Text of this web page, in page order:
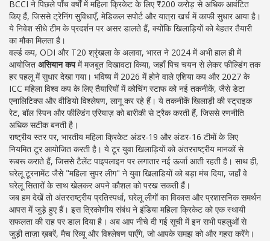
BCCI ने पिछले पाँच वर्षों में महिला क्रिकेट के लिए ₹200 करोड़ से अधिक आवंटित
किए हैं, जिससे ट्रेनिंग सुविधाएँ, मेडिकल सपोर्ट और यात्रा खर्च में काफी सुधार आया है।
ये निवेश सीधे टीम के प्रदर्शन पर असर डालते हैं, क्योंकि खिलाड़ियों को बेहतर तैयारी
का मौका मिलता है।
वर्ल्ड कप, ODI और T20 श्रृंखला के अलावा, भारत ने 2024 में अभी हाल ही में
आयोजित असियान कपमें मजबूत दिखावटा किया, जहाँ पिच चयन से लेकर फील्डिंग तक
हर पहलू में सुधार देखा गया। भविष्य में 2026 में होने वाले एशिया कप और 2027 के
ICC महिला विश्व कप के लिए तैयारियों में कोचिंग स्टाफ को नई तकनीकें, जैसे डेटा
एनालिटिक्स और वीडियो विश्लेषण, लागू कर रहे हैं। ये तकनीकें खिलाड़ी की स्ट्राइक
रेट, बॉल स्पिन और फील्डिंग एरियाज़ को बारीकी से ट्रैक करती हैं, जिससे रणनीति
अधिक सटीक बनती है।
राष्ट्रीय स्तर पर, भारतीय महिला क्रिकेट अंडर-19 और अंडर-16 टीमों के लिए
नियमित टूर आयोजित करती है। ये टूर युवा खिलाड़ियों को अंतरराष्ट्रीय मानकों से
रूबरू कराते हैं, जिससे टैलेंट पाइपलाइन पर लगातार नई ऊर्जा आती रहती है। साथ ही,
घरेलू टूरनामेंट जैसे "महिला सुपर लीग" ने युवा खिलाडियों को बड़ा मंच दिया, जहाँ वे
घरेलू सितारों के साथ खेलकर अपने कौशल को परख सकती हैं।
जब हम देखें तो अंतरराष्ट्रीय प्रतिस्पर्धा, घरेलू लीगों का विकास और प्रशासनिक समर्थन
आपस में जुड़े हुए हैं। इस त्रिकोणीय संबंध ने इंडिया महिला क्रिकेट को एक स्थायी
सफलता की राह पर डाल दिया है। अब आप नीचे दी गई सूची में इन सभी पहलुओं से
जुड़ी ताज़ा ख़बरें, मैच रिव्यू और विश्लेषण पाएँगे, जो आपके समझ को और गहरा करेंगे।